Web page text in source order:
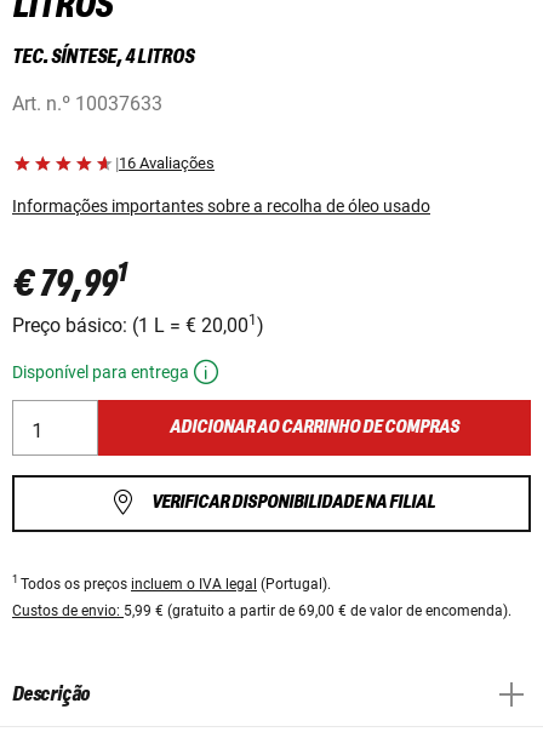
TEC. SÍNTESE, 4 LITROS
Art. n.º 10037633
|16 Avaliações
Informações importantes sobre a recolha de óleo usado
€ 79,991
Preço básico: (1 L = € 20,001 )
Disponível para entrega
ADICIONAR AO CARRINHO DE COMPRAS
VERIFICAR DISPONIBILIDADE NA FILIAL
1 Todos os preços incluem o IVA legal (Portugal).
Custos de envio: 5,99 € (gratuito a partir de 69,00 € de valor de encomenda).
Descrição